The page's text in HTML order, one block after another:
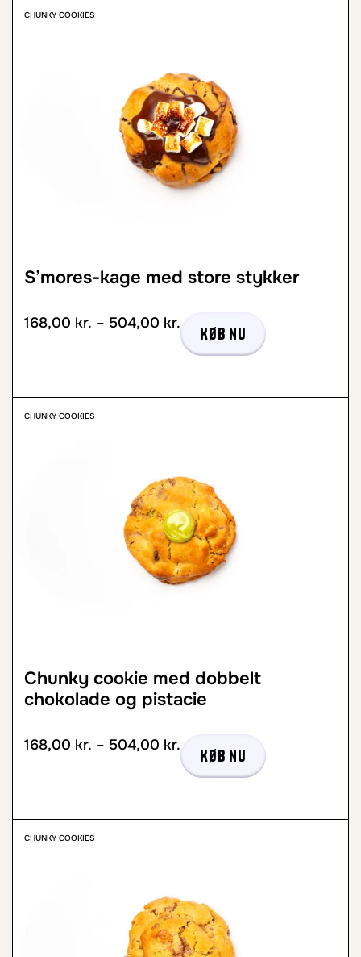
CHUNKY COOKIES
S’mores-kage med store stykker
168,00 kr. – 504,00 kr.
Køb nu
CHUNKY COOKIES
Chunky cookie med dobbelt
chokolade og pistacie
168,00 kr. – 504,00 kr.
Køb nu
CHUNKY COOKIES